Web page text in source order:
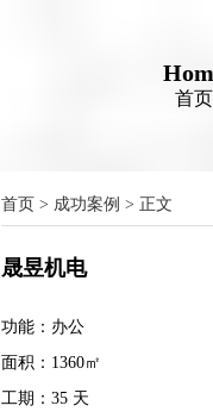
首页
首页 > 成功案例 > 正文
晟昱机电
功能：办公
面积：1360㎡
工期：35 天